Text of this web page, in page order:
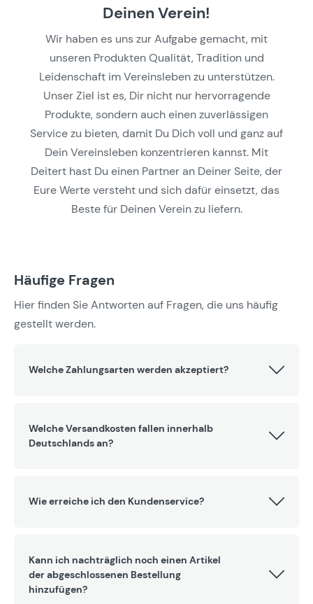
Deinen Verein!
Wir haben es uns zur Aufgabe gemacht, mit
unseren Produkten Qualität, Tradition und
Leidenschaft im Vereinsleben zu unterstützen.
Unser Ziel ist es, Dir nicht nur hervorragende
Produkte, sondern auch einen zuverlässigen
Service zu bieten, damit Du Dich voll und ganz auf
Dein Vereinsleben konzentrieren kannst. Mit
Deitert hast Du einen Partner an Deiner Seite, der
Eure Werte versteht und sich dafür einsetzt, das
Beste für Deinen Verein zu liefern.
Häufige Fragen
Hier finden Sie Antworten auf Fragen, die uns häufig
gestellt werden.
Welche Zahlungsarten werden akzeptiert?
Welche Versandkosten fallen innerhalb
Deutschlands an?
Wie erreiche ich den Kundenservice?
Kann ich nachträglich noch einen Artikel
der abgeschlossenen Bestellung
hinzufügen?